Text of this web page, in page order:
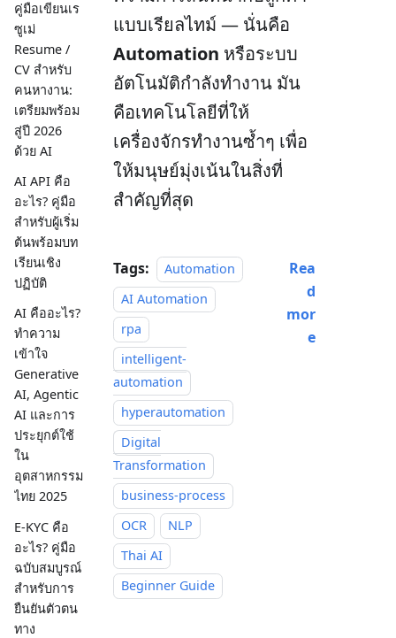
คู่มือเขียนเร
ซูเม่
Resume /
CV สำหรับ
คนหางาน:
เตรียมพร้อม
สู่ปี 2026
ด้วย AI
AI API คือ
อะไร? คู่มือ
สำหรับผู้เริ่ม
ต้นพร้อมบท
เรียนเชิง
ปฏิบัติ
AI คืออะไร?
ทำความ
เข้าใจ
Generative
AI, Agentic
AI และการ
ประยุกต์ใช้
ใน
อุตสาหกรรม
ไทย 2025
E-KYC คือ
อะไร? คู่มือ
ฉบับสมบูรณ์
สำหรับการ
ยืนยันตัวตน
ทาง
แบบเรียลไทม์ — นั่นคือ
Automation หรือระบบ
อัตโนมัติกำลังทำงาน มัน
คือเทคโนโลยีที่ให้
เครื่องจักรทำงานซ้ำๆ เพื่อ
ให้มนุษย์มุ่งเน้นในสิ่งที่
สำคัญที่สุด
Tags:
Automation
AI Automation
rpa
intelligent-
automation
hyperautomation
Digital
Transformation
business-process
OCR
NLP
Thai AI
Beginner Guide
Rea
d
mor
e